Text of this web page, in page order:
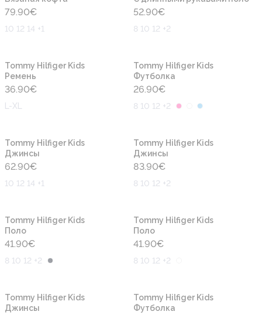
79.90€
10 12 14 +1
52.90€
8 10 12 +2
Tommy Hilfiger Kids
Ремень
36.90€
L-XL
Tommy Hilfiger Kids
Футболка
26.90€
8 10 12 +2
Tommy Hilfiger Kids
Джинсы
62.90€
10 12 14 +1
Tommy Hilfiger Kids
Джинсы
83.90€
8 10 12 +2
Tommy Hilfiger Kids
Поло
41.90€
8 10 12 +2
Tommy Hilfiger Kids
Поло
41.90€
8 10 12 +2
Tommy Hilfiger Kids
Джинсы
Tommy Hilfiger Kids
Футболка